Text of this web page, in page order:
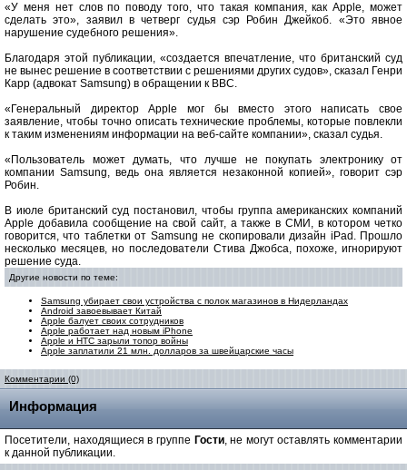
«У меня нет слов по поводу того, что такая компания, как Apple, может
сделать это», заявил в четверг судья сэр Робин Джейкоб. «Это явное
нарушение судебного решения».
Благодаря этой публикации, «создается впечатление, что британский суд
не вынес решение в соответствии с решениями других судов», сказал Генри
Карр (адвокат Samsung) в обращении к BBC.
«Генеральный директор Apple мог бы вместо этого написать свое
заявление, чтобы точно описать технические проблемы, которые повлекли
к таким изменениям информации на веб-сайте компании», сказал судья.
«Пользователь может думать, что лучше не покупать электронику от
компании Samsung, ведь она является незаконной копией», говорит сэр
Робин.
В июле британский суд постановил, чтобы группа американских компаний
Apple добавила сообщение на свой сайт, а также в СМИ, в котором четко
говорится, что таблетки от Samsung не скопировали дизайн iPad. Прошло
несколько месяцев, но последователи Стива Джобса, похоже, игнорируют
решение суда.
Другие новости по теме:
Samsung убирает свои устройства с полок магазинов в Нидерландах
Android завоевывает Китай
Apple балует своих сотрудников
Apple работает над новым iPhone
Apple и HTC зарыли топор войны
Apple заплатили 21 млн. долларов за швейцарские часы
Комментарии (0)
Информация
Посетители, находящиеся в группе Гости, не могут оставлять комментарии
к данной публикации.